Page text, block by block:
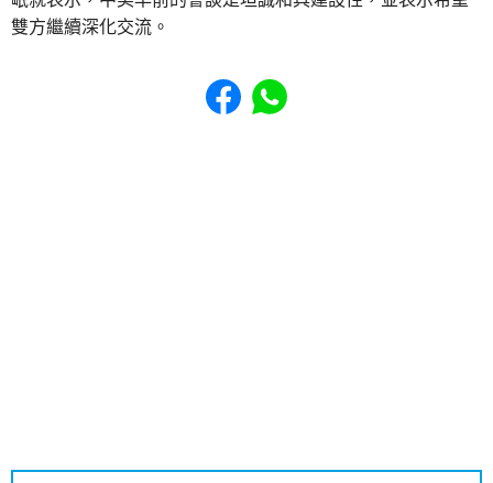
雙方繼續深化交流。
Share to Facebook
Share to WhatsApp